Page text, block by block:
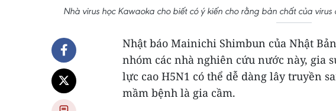
Nhà virus học Kawaoka cho biết có ý kiến cho rằng bản chất của
Nhật báo Mainichi Shimbun của Nhật
nhóm các nhà nghiên cứu nước này, gia
lực cao H5N1 có thể dễ dàng lây truyền
mầm bệnh là gia cầm.